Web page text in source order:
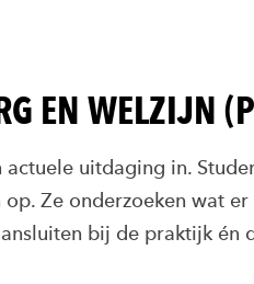
EN WELZIJN
uitdaging in.
Ze onderzoeken wat
bij de praktijk én